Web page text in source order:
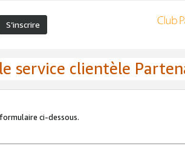
S’inscrire
service clientèle
ci-dessous.